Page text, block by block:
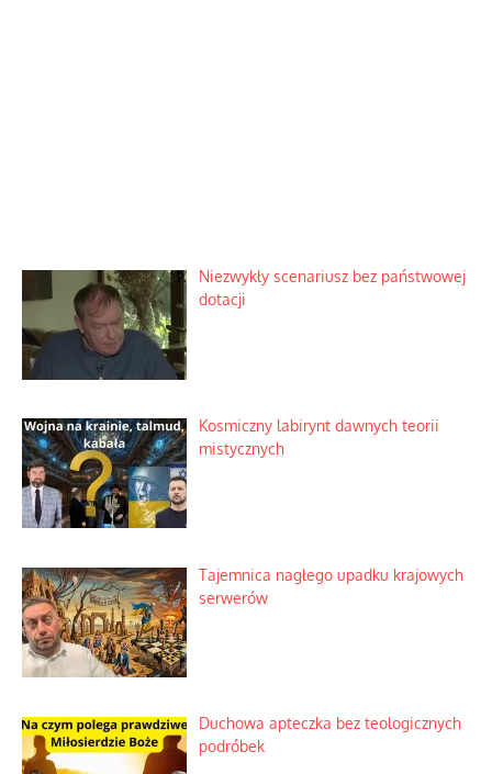
Niezwykły scenariusz bez państwowej
dotacji
Kosmiczny labirynt dawnych teorii
mistycznych
Tajemnica nagłego upadku krajowych
serwerów
Duchowa apteczka bez teologicznych
podróbek